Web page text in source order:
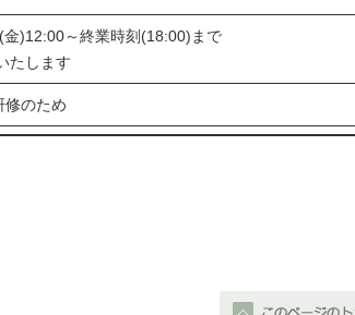
)12:00～終業時刻(18:00)まで
たします
修のため